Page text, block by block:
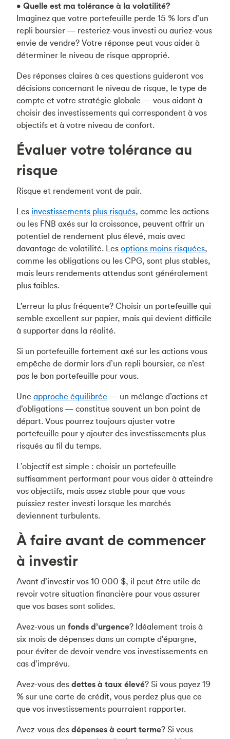
• Quelle est ma tolérance à la volatilité?
Imaginez que votre portefeuille perde 15 % lors d’un
repli boursier — resteriez-vous investi ou auriez-vous
envie de vendre? Votre réponse peut vous aider à
déterminer le niveau de risque approprié.
Des réponses claires à ces questions guideront vos
décisions concernant le niveau de risque, le type de
compte et votre stratégie globale — vous aidant à
choisir des investissements qui correspondent à vos
objectifs et à votre niveau de confort.
Évaluer votre tolérance au
risque
Risque et rendement vont de pair.
Les investissements plus risqués, comme les actions
ou les FNB axés sur la croissance, peuvent offrir un
potentiel de rendement plus élevé, mais avec
davantage de volatilité. Les options moins risquées,
comme les obligations ou les CPG, sont plus stables,
mais leurs rendements attendus sont généralement
plus faibles.
L’erreur la plus fréquente? Choisir un portefeuille qui
semble excellent sur papier, mais qui devient difficile
à supporter dans la réalité.
Si un portefeuille fortement axé sur les actions vous
empêche de dormir lors d’un repli boursier, ce n’est
pas le bon portefeuille pour vous.
Une approche équilibrée — un mélange d’actions et
d’obligations — constitue souvent un bon point de
départ. Vous pourrez toujours ajuster votre
portefeuille pour y ajouter des investissements plus
risqués au fil du temps.
L’objectif est simple : choisir un portefeuille
suffisamment performant pour vous aider à atteindre
vos objectifs, mais assez stable pour que vous
puissiez rester investi lorsque les marchés
deviennent turbulents.
À faire avant de commencer
à investir
Avant d’investir vos 10 000 $, il peut être utile de
revoir votre situation financière pour vous assurer
que vos bases sont solides.
Avez-vous un fonds d’urgence? Idéalement trois à
six mois de dépenses dans un compte d’épargne,
pour éviter de devoir vendre vos investissements en
cas d’imprévu.
Avez-vous des dettes à taux élevé? Si vous payez 19
% sur une carte de crédit, vous perdez plus que ce
que vos investissements pourraient rapporter.
Avez-vous des dépenses à court terme? Si vous